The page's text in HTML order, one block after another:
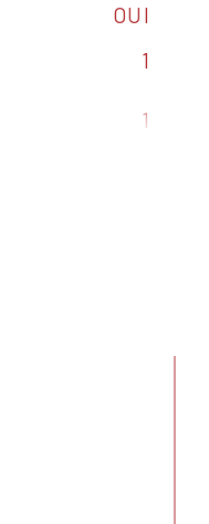
OUI
1
1